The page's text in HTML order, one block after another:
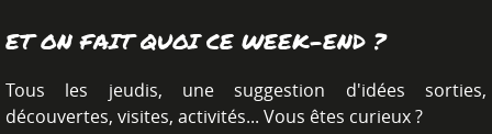
ET ON FAIT QUOI CE WEEK-END ?
Tous les jeudis, une suggestion d'idées sorties,
découvertes, visites, activités... Vous êtes curieux ?